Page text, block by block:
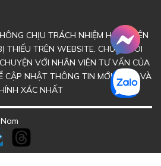
CHỊU TRÁCH NHIỆM HOẶC LIÊN
THIẾU TRÊN WEBSITE. CHÚNG TÔI
VỚI NHÂN VIÊN TƯ VẤN CỦA
CẬP NHẬT THÔNG TIN MỚI NHẤT VÀ
XÁC NHẤT